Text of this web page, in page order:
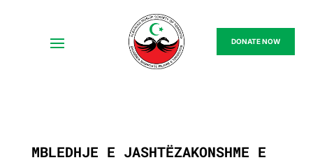
DONATE NOW
MBLEDHJE E JASHTËZAKONSHME E